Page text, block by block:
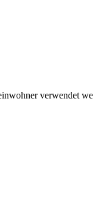
verwendet